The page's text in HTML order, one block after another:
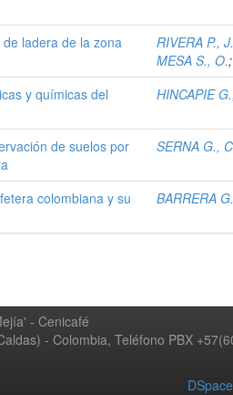
ladera de la zona
RIVERA P.,
MESA S., O.;
y químicas del
HINCAPIE
de suelos por
SERNA G.,
colombiana y su
BARRERA
- Cenicafé
- Colombia, Teléfono PBX